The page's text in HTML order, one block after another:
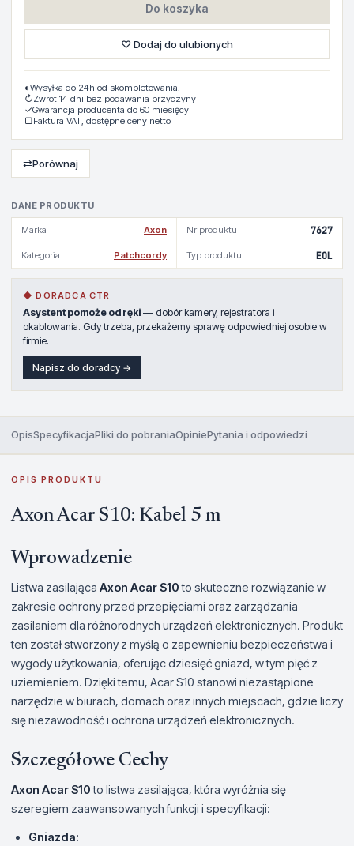
DANE PRODUKTU
Marka Axon Nr produktu 7627
Kategoria Patchcordy Typ produktu EOL
◆ DORADCA CTR
Asystent pomoże od ręki — dobór kamery, rejestratora i
okablowania. Gdy trzeba, przekażemy sprawę odpowiedniej osobie w
firmie.
Napisz do doradcy →
Do koszyka
♡ Dodaj do ulubionych
◐ Wysyłka do 24h od skompletowania.
↻Zwrot 14 dni bez podawania przyczyny
✓Gwarancja producenta do 60 miesięcy
▢Faktura VAT, dostępne ceny netto
⇄Porównaj
OpisSpecyfikacjaPliki do pobraniaOpiniePytania i odpowiedzi
OPIS PRODUKTU
Axon Acar S10: Kabel 5 m
Wprowadzenie
Listwa zasilająca Axon Acar S10to skuteczne rozwiązanie w
zakresie ochrony przed przepięciami oraz zarządzania
zasilaniem dla różnorodnych urządzeń elektronicznych. Produkt
ten został stworzony z myślą o zapewnieniu bezpieczeństwa i
wygody użytkowania, oferując dziesięć gniazd, w tym pięć z
uziemieniem. Dzięki temu, Acar S10 stanowi niezastąpione
narzędzie w biurach, domach oraz innych miejscach, gdzie liczy
się niezawodność i ochrona urządzeń elektronicznych.
Szczegółowe Cechy
Axon Acar S10to listwa zasilająca, która wyróżnia się
szeregiem zaawansowanych funkcji i specyfikacji:
Gniazda: